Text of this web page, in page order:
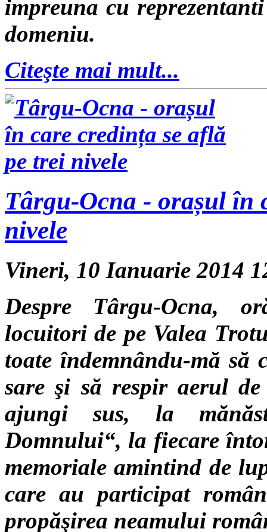
impreuna cu
domeniu.
Citeşte mai mult...
Târgu-Ocna - orașul în
nivele
Vineri, 10 Ianuarie 2014
Despre Târgu-Ocna,
locuitori de pe Valea
toate îndemnându-mă să
sare şi să respir aerul
ajungi sus, la
Domnului“, la fiecare
memoriale amintind de
care au participat
propăşirea neamului